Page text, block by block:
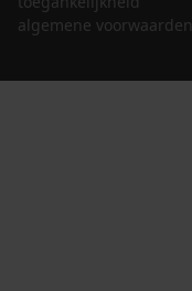
algemene voorwaarden